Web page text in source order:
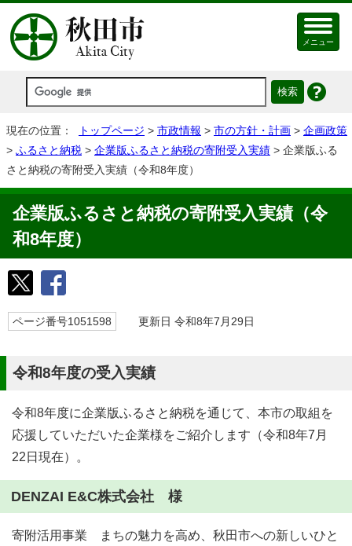
メニュー
現在の位置： トップページ > 市政情報 > 市の方針・計画 > 企画政策
> ふるさと納税 > 企業版ふるさと納税の寄附受入実績 > 企業版ふる
さと納税の寄附受入実績（令和8年度）
企業版ふるさと納税の寄附受入実績（令
和8年度）
ページ番号1051598 更新日 令和8年7月29日
令和8年度の受入実績
令和8年度に企業版ふるさと納税を通じて、本市の取組を
応援していただいた企業様をご紹介します（令和8年7月
22日現在）。
DENZAI E&C株式会社 様
寄附活用事業 まちの魅力を高め、秋田市への新しいひと